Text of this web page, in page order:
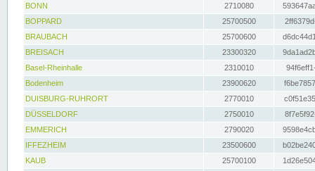
BONN
2710080
BOPPARD
25700500
BRAUBACH
25700600
BREISACH
23300320
Basel-Rheinhalle
2310010
Bodenheim
23900620
DUISBURG-RUHRORT
2770010
DÜSSELDORF
2750010
EMMERICH
2790020
IFFEZHEIM
23500600
KAUB
25700100